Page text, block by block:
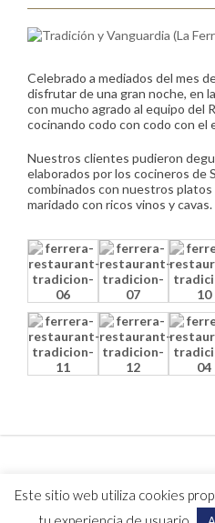
Celebrado a mediados del mes
disfrutar de una gran noche, en
con mucho agrado al equipo del
cocinando codo con codo con el
Nuestros clientes pudieron
elaborados por los cocineros de
combinados con nuestros
maridado con ricos vinos y cavas.
Aviso
Web cocinada con pasión y
Este sitio web utiliza cookies